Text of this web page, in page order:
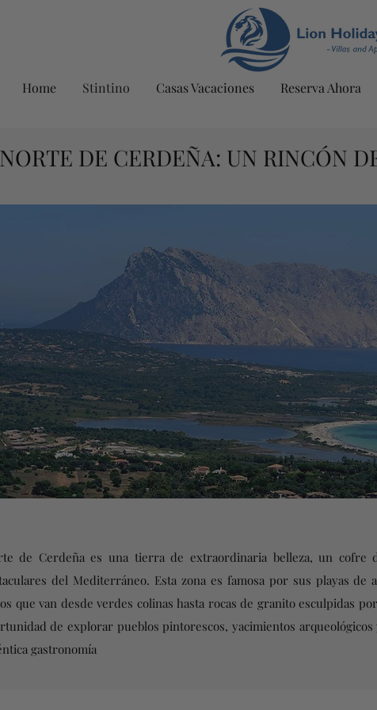
Home Stintino Casas Vacaciones Reserva Ahora
NORTE DE CERDEÑA: UN RINCÓN
de Cerdeña es una tierra de extraordinaria belleza, un cofre
del Mediterráneo. Esta zona es famosa por sus playas
que van desde verdes colinas hasta rocas de granito esculpidas
de explorar pueblos pintorescos, yacimientos
gastronomía